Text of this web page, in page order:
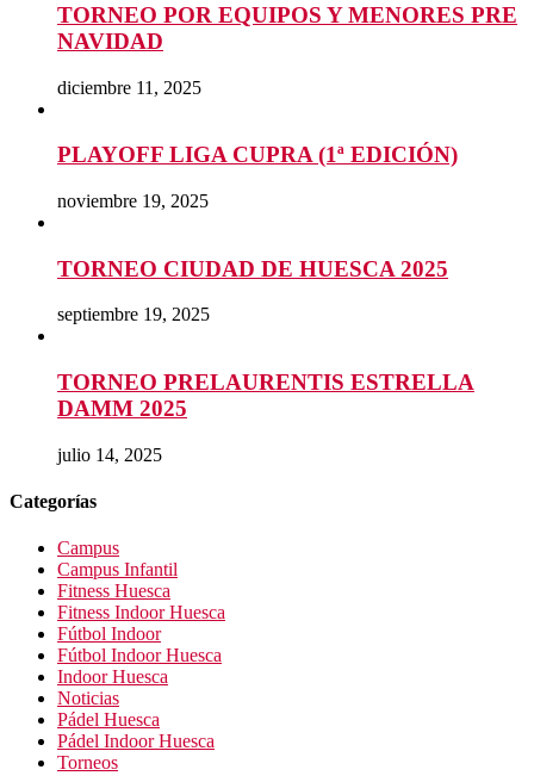
TORNEO POR EQUIPOS Y MENORES PRE
NAVIDAD
diciembre 11, 2025
PLAYOFF LIGA CUPRA (1ª EDICIÓN)
noviembre 19, 2025
TORNEO CIUDAD DE HUESCA 2025
septiembre 19, 2025
TORNEO PRELAURENTIS ESTRELLA
DAMM 2025
julio 14, 2025
Categorías
Campus
Campus Infantil
Fitness Huesca
Fitness Indoor Huesca
Fútbol Indoor
Fútbol Indoor Huesca
Indoor Huesca
Noticias
Pádel Huesca
Pádel Indoor Huesca
Torneos